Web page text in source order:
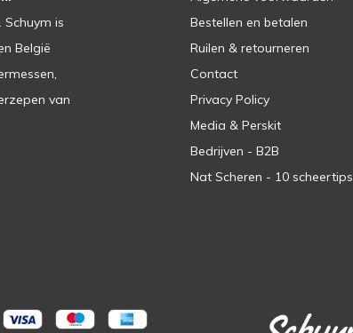
is
België
van
Bestellen en betalen
Ruilen & retourneren
Contact
Privacy Policy
Media & Perskit
Bedrijven - B2B
Nat Scheren - 10 scheertips